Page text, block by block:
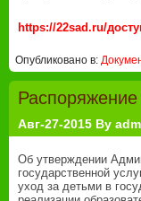
https://22sad.ru/
Опубликовано в:
Распоряжение
Авг-27-2015 By
Об утверждении
государственной
уход за детьми в